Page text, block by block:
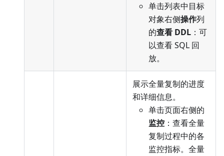
单击列表中目标
对象右侧操作列
的查看 DDL ：可
以查看 SQL 回
放。
展示全量复制的进度
和详细信息。
单击页面右侧的
监控 ：查看全量
复制过程中的各
监控指标。全量